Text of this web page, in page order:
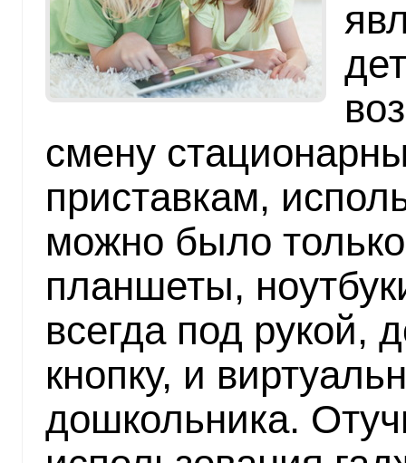
смену
приставкам,
можно было
планшеты,
всегда под рукой,
кнопку, и
дошкольника.